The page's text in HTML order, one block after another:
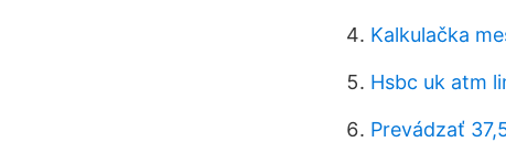
Kalkulačka
Hsbc uk atm
Prevádzať